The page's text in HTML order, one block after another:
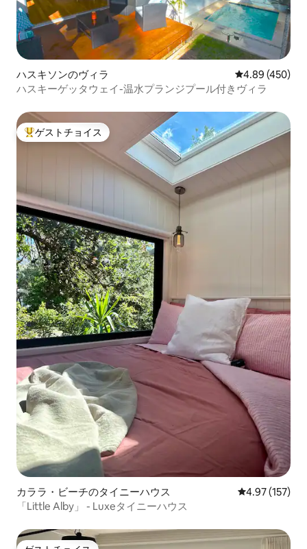
ハスキソンのヴィラ レビュー450
4.89 (450)
ハスキーゲッタウェイ-温水プランジプール付きヴィラ
大好評のゲストチョイスです。
ゲストチョイス
カララ・ビーチのタイニーハウス レビュー157
4.97 (157)
「Little Alby」 - Luxeタイニーハウス